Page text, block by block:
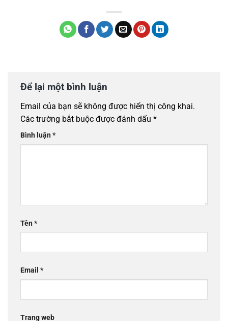
Để lại một bình luận
Email của bạn sẽ không được hiển thị công khai.
Các trường bắt buộc được đánh dấu *
Bình luận*
Tên*
Email *
Trang web